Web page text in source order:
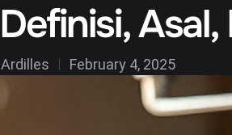
February 4, 2025